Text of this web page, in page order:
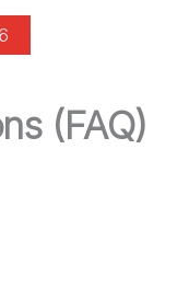
(FAQ)